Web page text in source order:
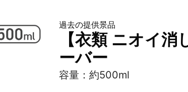
過去の提供景品
【衣類 ニオイ
ーバー
容量：約500ml